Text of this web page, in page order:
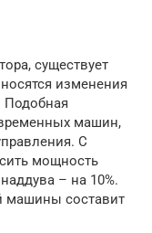
существует
изменения
Подобная
машин,
С
мощность
– на 10%.
машины составит